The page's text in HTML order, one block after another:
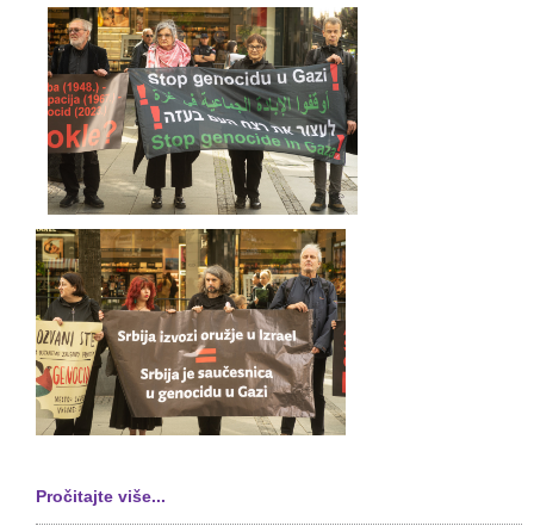
Pročitajte više...